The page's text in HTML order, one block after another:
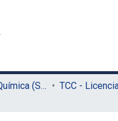
Licenciatura em Química (Sede)